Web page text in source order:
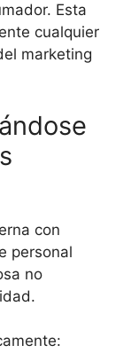
Esta
cualquier
marketing
con
personal
no